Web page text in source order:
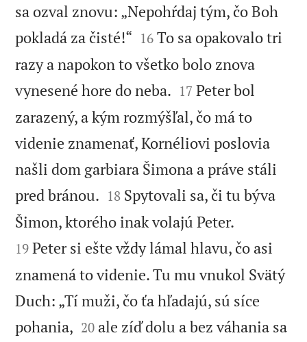
sa ozval znovu: „Nepohŕdaj tým, čo Boh
pokladá za čisté!“ 

16 To sa opakovalo tri
razy a napokon to všetko bolo znova
vynesené hore do neba. 

17 Peter bol
zarazený, a kým rozmýšľal, čo má to
videnie znamenať, Kornéliovi poslovia
našli dom garbiara Šimona a práve stáli
pred bránou. 

18 Spytovali sa, či tu býva
Šimon, ktorého inak volajú Peter.
19 Peter si ešte vždy lámal hlavu, čo asi
znamená to videnie. Tu mu vnukol Svätý
Duch: „Tí muži, čo ťa hľadajú, sú síce
pohania, 

20 ale zíď dolu a bez váhania sa